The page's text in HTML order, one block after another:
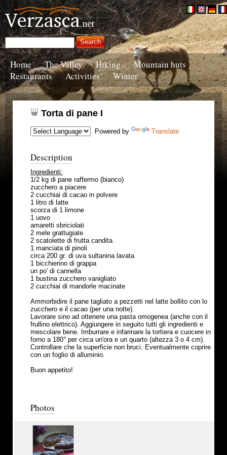
Home The Valley Hiking
Mountain huts
Restaurants
Activities Winter
Torta di pane I
Powered by Translate
Description
Ingredienti:
1/2 kg di pane raffermo (bianco)
zucchero a piacere
2 cucchiai di cacao in polvere
1 litro di latte
scorza di 1 limone
1 uovo
amaretti sbriciolati
2 mele grattugiate
2 scatolette di frutta candita
1 manciata di pinoli
circa 200 gr. di uva sultanina lavata
1 bicchierino di grappa
un po' di cannella
1 bustina zucchero vanigliato
2 cucchiai di mandorle macinate
Ammorbidire il pane tagliato a pezzetti nel latte bollito con lo
zucchero e il cacao (per una notte).
Lavorare sino ad ottenere una pasta omogenea (anche con il
frullino elettrico). Aggiungere in seguito tutti gli ingredienti e
mescolare bene. Imburrare e infarinare la tortiera e cuocere in
forno a 180° per circa un'ora e un quarto (altezza 3 o 4 cm).
Controllare che la superficie non bruci. Eventualmente coprire
con un foglio di alluminio.
Buon appetito!
Photos